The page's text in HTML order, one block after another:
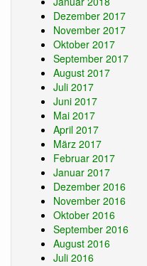
Dezember 2017
November 2017
Oktober 2017
September 2017
August 2017
Juli 2017
Juni 2017
Mai 2017
April 2017
März 2017
Februar 2017
Januar 2017
Dezember 2016
November 2016
Oktober 2016
September 2016
August 2016
Juli 2016